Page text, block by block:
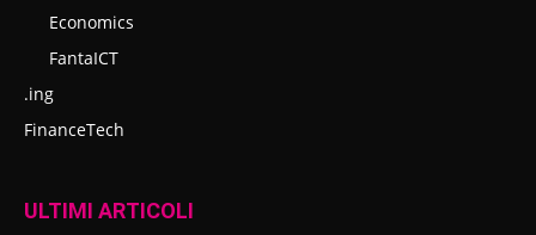
Economics
FantaICT
.ing
FinanceTech
ULTIMI ARTICOLI